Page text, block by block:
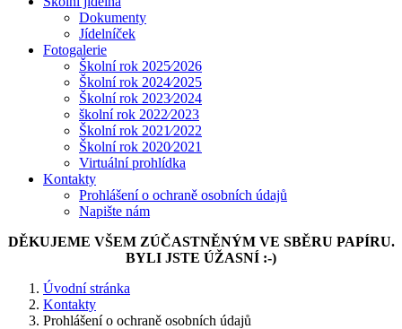
Dokumenty
Jídelníček
Fotogalerie
Školní rok 2025⁄2026
Školní rok 2024⁄2025
Školní rok 2023⁄2024
školní rok 2022⁄2023
Školní rok 2021⁄2022
Školní rok 2020⁄2021
Virtuální prohlídka
Kontakty
Prohlášení o ochraně osobních údajů
Napište nám
DĚKUJEME VŠEM ZÚČASTNĚNÝM VE SBĚRU PAPÍRU.
BYLI JSTE ÚŽASNÍ :-)
Úvodní stránka
Kontakty
Prohlášení o ochraně osobních údajů